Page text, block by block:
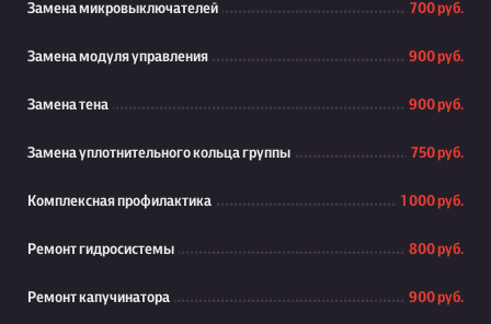
Замена микровыключателей 700 руб.
Замена модуля управления 900 руб.
Замена тена 900 руб.
Замена уплотнительного кольца группы 750 руб.
Комплексная профилактика 1 000 руб.
Ремонт гидросистемы 800 руб.
Ремонт капучинатора 900 руб.